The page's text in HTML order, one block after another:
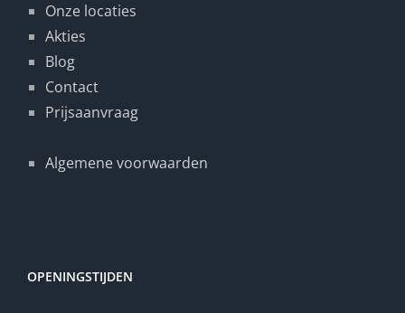
Onze locaties
Akties
Blog
Contact
Prijsaanvraag
Algemene voorwaarden
OPENINGSTIJDEN